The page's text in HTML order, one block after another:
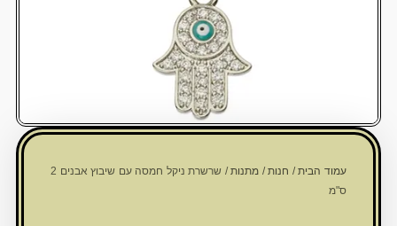
עמוד הבית/חנות/מתנות
/ שרשרת ניקל חמסה עם שיבוץ אבנים 2
ס"מ